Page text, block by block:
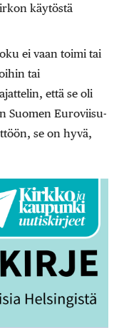
käytöstä
ei vaan toimi tai
tai
että se oli
Suomen Euroviisu-
se on hyvä,